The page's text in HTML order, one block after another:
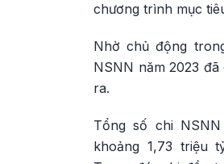
chương trình mục
Nhờ chủ động
NSNN năm 2023
ra.
Tổng số chi
khoảng 1,73 triệu